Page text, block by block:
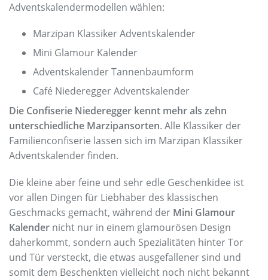
Adventskalendermodellen wählen:
Marzipan Klassiker Adventskalender
Mini Glamour Kalender
Adventskalender Tannenbaumform
Café Niederegger Adventskalender
Die Confiserie Niederegger kennt mehr als zehn
unterschiedliche Marzipansorten. Alle Klassiker der
Familienconfiserie lassen sich im Marzipan Klassiker
Adventskalender finden.
Die kleine aber feine und sehr edle Geschenkidee ist
vor allen Dingen für Liebhaber des klassischen
Geschmacks gemacht, während der Mini Glamour
Kalender nicht nur in einem glamourösen Design
daherkommt, sondern auch Spezialitäten hinter Tor
und Tür versteckt, die etwas ausgefallener sind und
somit dem Beschenkten vielleicht noch nicht bekannt